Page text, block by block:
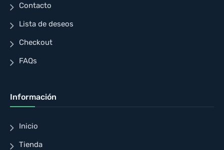
Contacto
Lista de deseos
Checkout
FAQs
Información
Inicio
Tienda